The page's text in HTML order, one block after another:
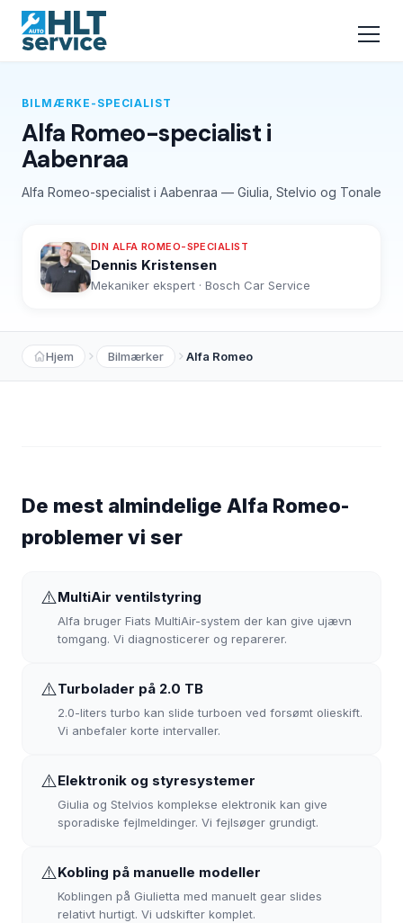
BILMÆRKE-SPECIALIST
Alfa Romeo-specialist i
Aabenraa
Alfa Romeo-specialist i Aabenraa — Giulia, Stelvio og Tonale
DIN ALFA ROMEO-SPECIALIST
Dennis Kristensen
Mekaniker ekspert · Bosch Car Service
Hjem Bilmærker Alfa Romeo
De mest almindelige Alfa Romeo-
problemer vi ser
⚠️MultiAir ventilstyring
Alfa bruger Fiats MultiAir-system der kan give ujævn
tomgang. Vi diagnosticerer og reparerer.
⚠️Turbolader på 2.0 TB
2.0-liters turbo kan slide turboen ved forsømt olieskift.
Vi anbefaler korte intervaller.
⚠️Elektronik og styresystemer
Giulia og Stelvios komplekse elektronik kan give
sporadiske fejlmeldinger. Vi fejlsøger grundigt.
⚠️Kobling på manuelle modeller
Koblingen på Giulietta med manuelt gear slides
relativt hurtigt. Vi udskifter komplet.